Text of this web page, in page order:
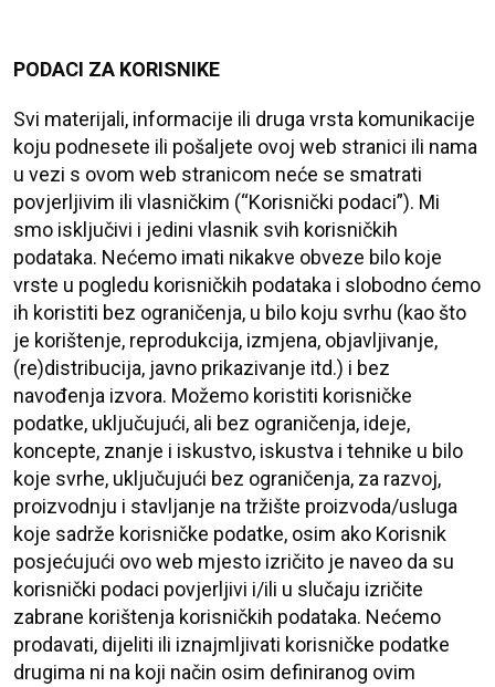
PODACI ZA KORISNIKE
Svi materijali, informacije ili druga vrsta komunikacije
koju podnesete ili pošaljete ovoj web stranici ili nama
u vezi s ovom web stranicom neće se smatrati
povjerljivim ili vlasničkim (“Korisnički podaci”). Mi
smo isključivi i jedini vlasnik svih korisničkih
podataka. Nećemo imati nikakve obveze bilo koje
vrste u pogledu korisničkih podataka i slobodno ćemo
ih koristiti bez ograničenja, u bilo koju svrhu (kao što
je korištenje, reprodukcija, izmjena, objavljivanje,
(re)distribucija, javno prikazivanje itd.) i bez
navođenja izvora. Možemo koristiti korisničke
podatke, uključujući, ali bez ograničenja, ideje,
koncepte, znanje i iskustvo, iskustva i tehnike u bilo
koje svrhe, uključujući bez ograničenja, za razvoj,
proizvodnju i stavljanje na tržište proizvoda/usluga
koje sadrže korisničke podatke, osim ako Korisnik
posjećujući ovo web mjesto izričito je naveo da su
korisnički podaci povjerljivi i/ili u slučaju izričite
zabrane korištenja korisničkih podataka. Nećemo
prodavati, dijeliti ili iznajmljivati korisničke podatke
drugima ni na koji način osim definiranog ovim